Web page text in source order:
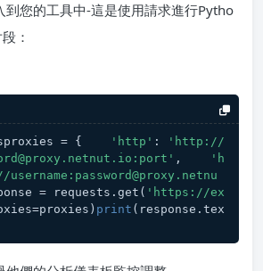
到您的工具中-這是使用請求進行Pytho
：
= { 'http' :
'http://
,
'h
= requests.get( 'https://ex
print (response.tex